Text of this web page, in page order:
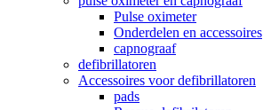
Pulse oximeter
Onderdelen en accessoires
capnograaf
defibrillatoren
Accessoires voor defibrillatoren
pads